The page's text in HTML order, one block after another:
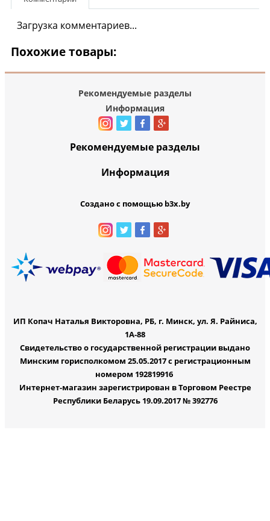
Загрузка комментариев...
Похожие товары:
Рекомендуемые разделы
Информация
Рекомендуемые разделы
Информация
Создано с помощью b3x.by
ИП Копач Наталья Викторовна, РБ, г. Минск, ул. Я. Райниса,
1А-88
Свидетельство о государственной регистрации выдано
Минским горисполкомом 25.05.2017 с регистрационным
номером 192819916
Интернет-магазин зарегистрирован в Торговом Реестре
Республики Беларусь 19.09.2017 № 392776